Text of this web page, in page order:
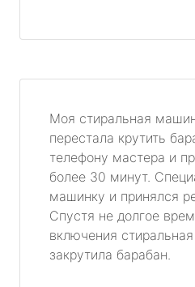
Моя стиральная
перестала крутить
телефону мастера и
более 30 минут.
машинку и принялся
Спустя не долгое
включения
закрутила барабан.